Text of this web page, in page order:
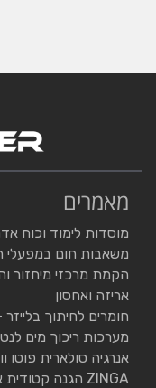
מאמרים
מוסדות לימוד וכוח
משאבות חום במפעלי
הקמת מרכזי מיחזור
אריזה ואחסון
חומרים לחיתוך
מערכות ריכוך מים
אנרגיה סולארית פוטו
ZINGA הגנה קטודית אקטיבית ופסיבית